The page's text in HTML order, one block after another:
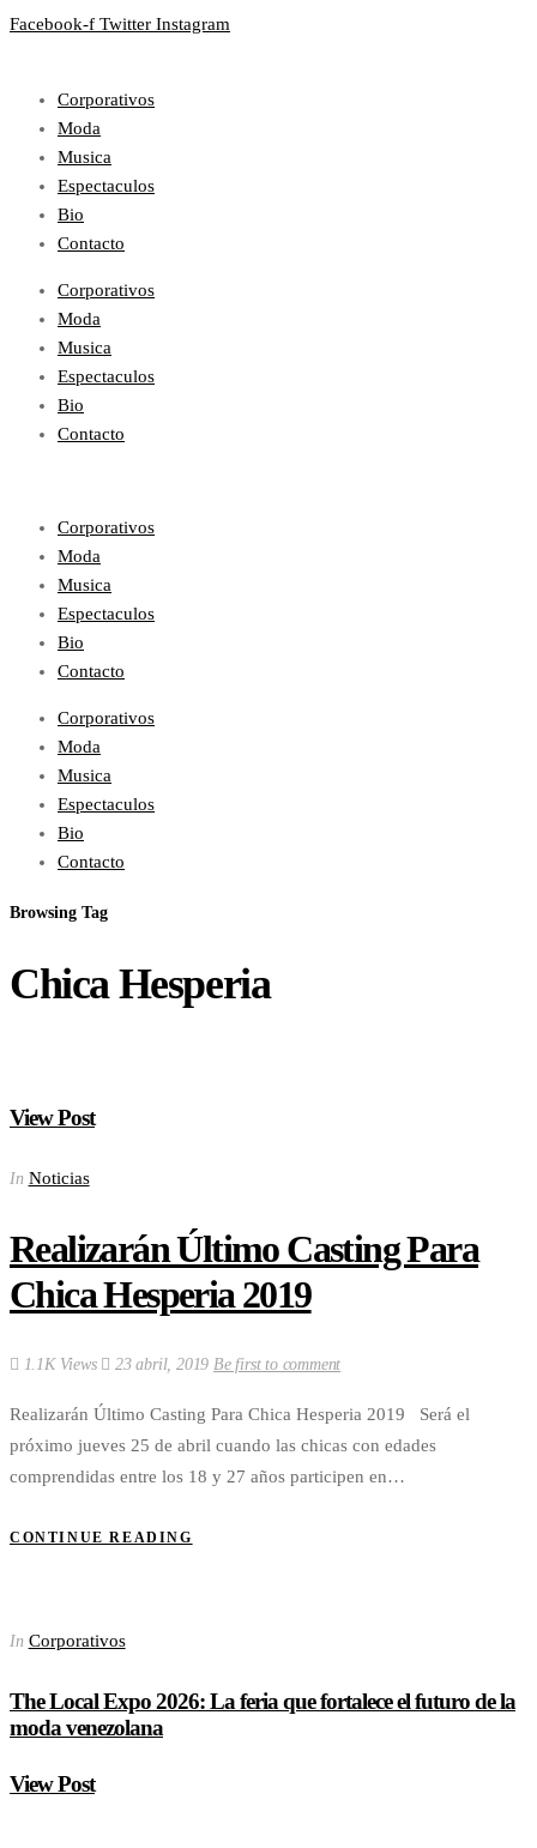
Facebook-f Twitter Instagram
Corporativos
Moda
Musica
Espectaculos
Bio
Contacto
Corporativos
Moda
Musica
Espectaculos
Bio
Contacto
Corporativos
Moda
Musica
Espectaculos
Bio
Contacto
Corporativos
Moda
Musica
Espectaculos
Bio
Contacto
Browsing Tag
Chica Hesperia
View Post
In Noticias
Realizarán Último Casting Para
Chica Hesperia 2019
1.1K Views 23 abril, 2019 Be first to comment
Realizarán Último Casting Para Chica Hesperia 2019 Será el
próximo jueves 25 de abril cuando las chicas con edades
comprendidas entre los 18 y 27 años participen en…
CONTINUE READING
In Corporativos
The Local Expo 2026: La feria que fortalece el futuro de la
moda venezolana
View Post